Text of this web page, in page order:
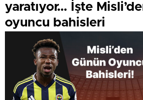
yaratıyor… İşte
oyuncu bahisleri